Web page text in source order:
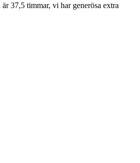
37,5 timmar, vi har generösa extra